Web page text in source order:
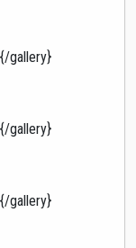
gallery}
gallery}
gallery}